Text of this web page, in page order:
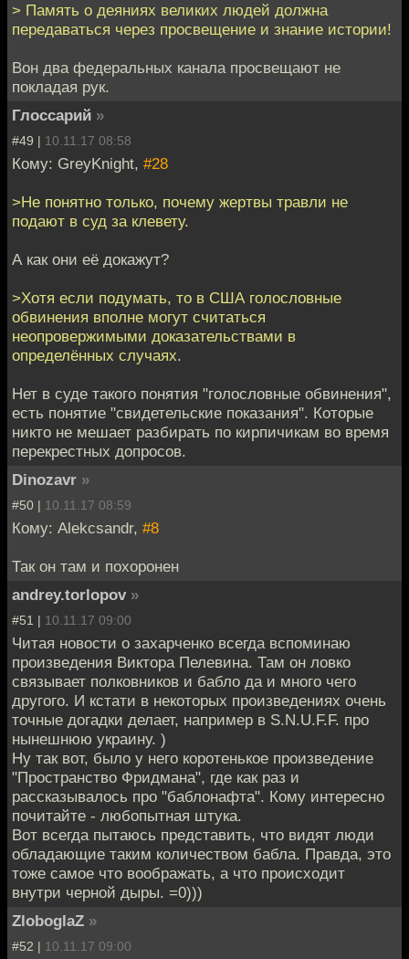
> Память о деяниях великих людей должна
передаваться через просвещение и знание истории!
Вон два федеральных канала просвещают не
покладая рук.
Глоссарий »
#49 | 10.11.17 08:58
Кому: GreyKnight, #28
>Не понятно только, почему жертвы травли не
подают в суд за клевету.
А как они её докажут?
>Хотя если подумать, то в США голословные
обвинения вполне могут считаться
неопровержимыми доказательствами в
определённых случаях.
Нет в суде такого понятия "голословные обвинения",
есть понятие "свидетельские показания". Которые
никто не мешает разбирать по кирпичикам во время
перекрестных допросов.
Dinozavr »
#50 | 10.11.17 08:59
Кому: Alekcsandr, #8
Так он там и похоронен
andrey.torlopov »
#51 | 10.11.17 09:00
Читая новости о захарченко всегда вспоминаю
произведения Виктора Пелевина. Там он ловко
связывает полковников и бабло да и много чего
другого. И кстати в некоторых произведениях очень
точные догадки делает, например в S.N.U.F.F. про
нынешнюю украину. )
Ну так вот, было у него коротенькое произведение
"Пространство Фридмана", где как раз и
рассказывалось про "баблонафта". Кому интересно
почитайте - любопытная штука.
Вот всегда пытаюсь представить, что видят люди
обладающие таким количеством бабла. Правда, это
тоже самое что воображать, а что происходит
внутри черной дыры. =0)))
ZloboglaZ »
#52 | 10.11.17 09:00